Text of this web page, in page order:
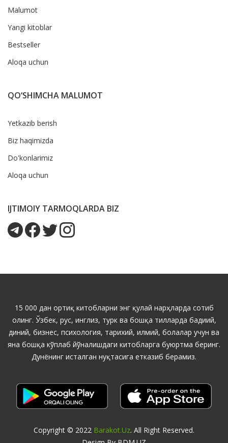
Malumot
Yangi kitoblar
Bestseller
Aloqa uchun
QO‘SHIMCHA MALUMOT
Yetkazib berish
Biz haqimizda
Do'konlarimiz
Aloqa uchun
IJTIMOIY TARMOQLARDA BIZ
15 000 дан ортиқ китобларни энг қулай нарҳларда сотиб
олинг. Ўзбек, рус, инглиз, турк ва бошқа тилларда бадиий,
диний, бизнес, психология, тарихий, илмий, болалар учун ва
яна бошқа кўплаб йўналишдаги китобларга буюртма беринг.
Дунёнинг исталган нуқтасига етказиб берамиз.
Copyright © 2022 Barakot.uz. All Right Reserved.